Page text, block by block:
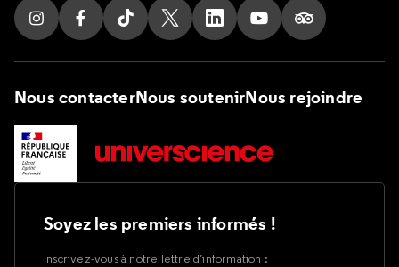
Suivez nous sur Instagram
Suivez nous sur Facebook
Suivez nous sur Tik Tok
Suivez nous sur X
Suivez nous sur LinkedIn
Suivez nous sur
Suivez nous
Nous contacterNous soutenirNous rejoindre
Soyez les premiers informés !
Inscrivez-vous à notre lettre d’information :